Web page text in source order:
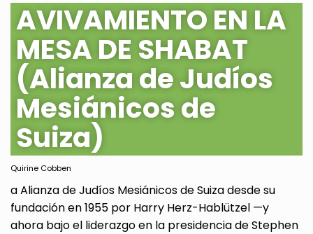
AVIVAMIENTO EN LA
MESA DE SHABAT
(Alianza de Judíos
Mesiánicos de
Suiza)
Quirine Cobben
a Alianza de Judíos Mesiánicos de Suiza desde su
fundación en 1955 por Harry Herz-Hablützel —y
ahora bajo el liderazgo en la presidencia de Stephen